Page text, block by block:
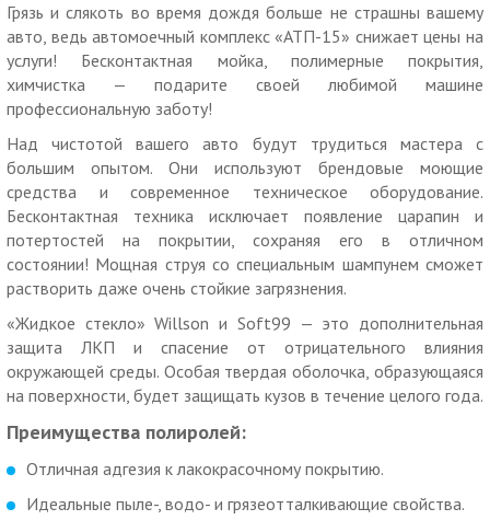
— доплата за 2-ой к-кт ковров — от 150 р.;
— уборка багажника: легковые а/м — от 150 р.
— за сложность и сильно загрязненного салона а/м —
оговаривается на месте при осмотре автомобиля.
800 р. вместо 1200 р. за мойку «Экспресс» + покрытие
воском + пылесос.
В стоимость входит:
— мойка кузова;
— ковры;
— пылесос;
— сушка;
— воск.
Доплаты:
— паркетники, кроссоверы, универсалы, бизнес-класс и
джипы — 100 р.;
— микроавтобус грузовой — 350 р.;
— микроавтобус пассажирский — 350 р.;
— уборка багажника: легковые а/м —150 р.;
— доплата за 2-ой к-кт ковров — от 150 р.;
— за сложность и сильно загрязненного салона а/м —
оговаривается на месте при осмотре автомобиля.
Грязь и слякоть во время дождя больше не страшны вашему
авто, ведь автомоечный комплекс «АТП-15» снижает цены на
услуги! Бесконтактная мойка, полимерные покрытия,
химчистка — подарите своей любимой машине
профессиональную заботу!
Над чистотой вашего авто будут трудиться мастера с
большим опытом. Они используют брендовые моющие
средства и современное техническое оборудование.
Бесконтактная техника исключает появление царапин и
потертостей на покрытии, сохраняя его в отличном
состоянии! Мощная струя со специальным шампунем сможет
растворить даже очень стойкие загрязнения.
«Жидкое стекло» Willson и Soft99 — это дополнительная
защита ЛКП и спасение от отрицательного влияния
окружающей среды. Особая твердая оболочка, образующаяся
на поверхности, будет защищать кузов в течение целого года.
Преимущества полиролей:
Отличная адгезия к лакокрасочному покрытию.
Идеальные пыле-, водо- и грязеотталкивающие свойства.